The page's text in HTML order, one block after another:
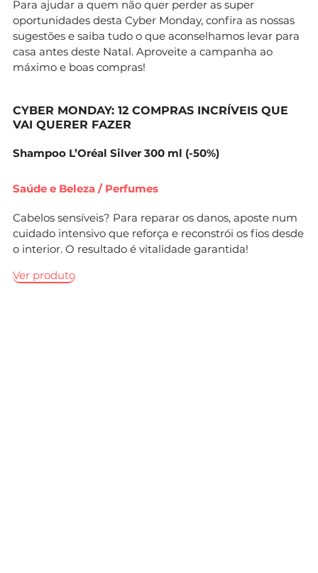
Para ajudar a quem não quer perder as super
oportunidades desta Cyber Monday, confira as nossas
sugestões e saiba tudo o que aconselhamos levar para
casa antes deste Natal. Aproveite a campanha ao
máximo e boas compras!
CYBER MONDAY: 12 COMPRAS INCRÍVEIS QUE
VAI QUERER FAZER
Shampoo L’Oréal Silver 300 ml (-50%)
Saúde e Beleza / Perfumes
Cabelos sensíveis? Para reparar os danos, aposte num
cuidado intensivo que reforça e reconstrói os fios desde
o interior. O resultado é vitalidade garantida!
Ver produto